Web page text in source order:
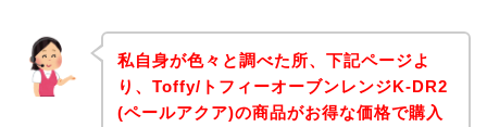
私自身が色々と調べた所、下記ページよ
り、Toffy/トフィーオーブンレンジK-DR2
(ペールアクア)の商品がお得な価格で購入